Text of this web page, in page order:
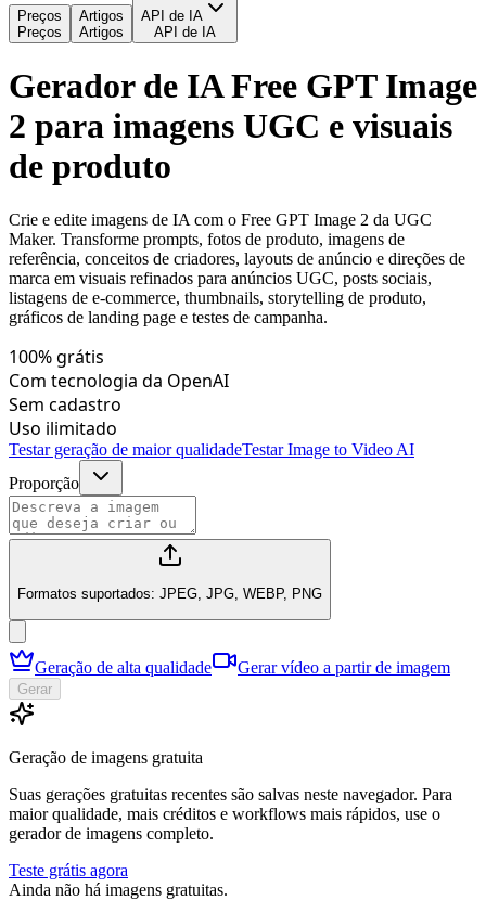
Preços
Preços
Artigos
Artigos
API de IA
API de IA
Gerador de IA Free GPT Image
2 para imagens UGC e visuais
de produto
Crie e edite imagens de IA com o Free GPT Image 2 da UGC
Maker. Transforme prompts, fotos de produto, imagens de
referência, conceitos de criadores, layouts de anúncio e direções de
marca em visuais refinados para anúncios UGC, posts sociais,
listagens de e-commerce, thumbnails, storytelling de produto,
gráficos de landing page e testes de campanha.
100% grátis
Com tecnologia da OpenAI
Sem cadastro
Uso ilimitado
Testar geração de maior qualidadeTestar Image to Video AI
Proporção
Formatos suportados: JPEG, JPG, WEBP, PNG
Geração de alta qualidade Gerar vídeo a partir de imagem
Gerar
Geração de imagens gratuita
Suas gerações gratuitas recentes são salvas neste navegador. Para
maior qualidade, mais créditos e workflows mais rápidos, use o
gerador de imagens completo.
Teste grátis agora
Ainda não há imagens gratuitas.